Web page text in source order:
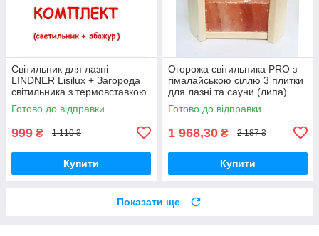
Світильник для лазні
LINDNER Lisilux + Загорода
світильника з термовставкою
для лазні та сауни PRO, липа
Готово до відправки
999 ₴ 1 110 ₴
Купити
Огорожа світильника PRO з
гімалайською сіллю 3 плитки
для лазні та сауни (липа)
Готово до відправки
1 968,30 ₴ 2 187 ₴
Купити
Показати ще